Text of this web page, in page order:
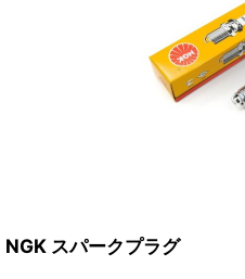
NGK スパークプラグ